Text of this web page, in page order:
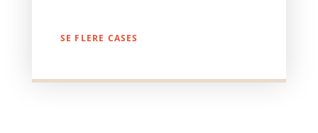
SE FLERE CASES